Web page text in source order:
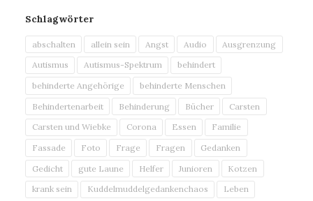
Schlagwörter
abschalten allein sein Angst Audio
Ausgrenzung
Autismus
Autismus-Spektrum
behindert
behinderte Angehörige
behinderte Menschen
Behindertenarbeit
Behinderung Bücher
Carsten
Carsten und Wiebke
Corona Essen
Familie
Fassade
Foto Frage Fragen
Gedanken
Gedicht
gute Laune Helfer Junioren
Kotzen
krank sein
Kuddelmuddelgedankenchaos Leben